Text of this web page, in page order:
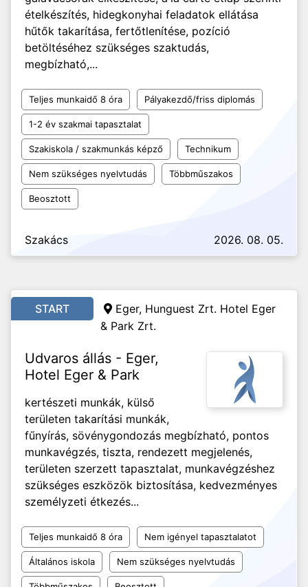
ételkészítés, hidegkonyhai feladatok ellátása
hűtők takarítása, fertőtlenítése, pozíció
betöltéséhez szükséges szaktudás,
megbízható,...
Teljes munkaidő 8 óra Pályakezdő/friss diplomás
1-2 év szakmai tapasztalat
Szakiskola / szakmunkás képző Technikum
Nem szükséges nyelvtudás Többműszakos
Beosztott
Szakács 2026. 08. 05.
START
Eger, Hunguest Zrt. Hotel Eger
& Park Zrt.
Udvaros állás - Eger,
Hotel Eger & Park
kertészeti munkák, külső
területen takarítási munkák,
fűnyírás, sövénygondozás megbízható, pontos
munkavégzés, tiszta, rendezett megjelenés,
területen szerzett tapasztalat, munkavégzéshez
szükséges eszközök biztosítása, kedvezményes
személyzeti étkezés...
Teljes munkaidő 8 óra Nem igényel tapasztalatot
Általános iskola Nem szükséges nyelvtudás